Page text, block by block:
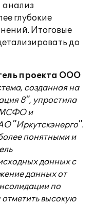
анализ
глубокие
Итоговые
до
проекта ООО
созданная на
8", упростила
МСФО и
"Иркутскэнерго".
понятными и
данных с
данных от
по
высокую